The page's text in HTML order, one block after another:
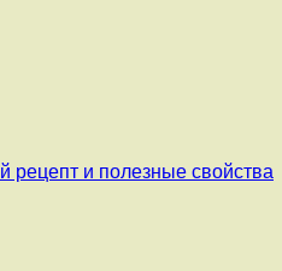
рецепт и полезные свойства